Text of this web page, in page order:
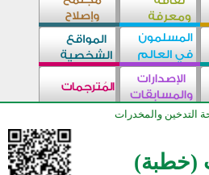
التدخين والمخدرات
(خطبة)